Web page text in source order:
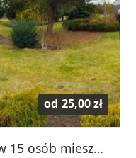
od 25,00 zł
Dom dla firm pracowników 15 osób mieszkanie noclegi